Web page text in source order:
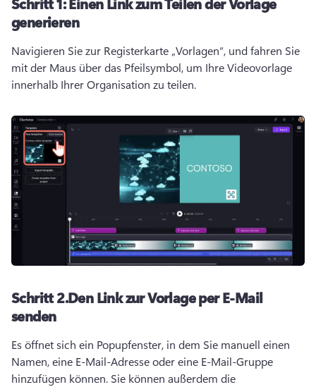
generieren
Navigieren Sie zur Registerkarte „Vorlagen“, und fahren Sie
mit der Maus über das Pfeilsymbol, um Ihre Videovorlage
innerhalb Ihrer Organisation zu teilen.
Schritt 2.Den Link zur Vorlage per E-Mail
senden
Es öffnet sich ein Popupfenster, in dem Sie manuell einen
Namen, eine E-Mail-Adresse oder eine E-Mail-Gruppe
hinzufügen können. Sie können außerdem die